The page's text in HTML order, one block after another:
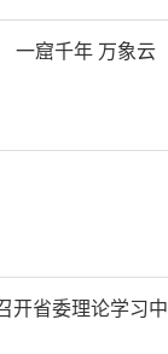
一窟千年 万象云
开省委理论学习中